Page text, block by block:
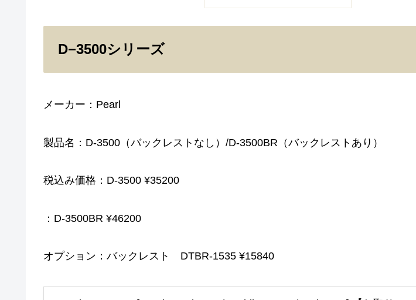
D−3500シリーズ
メーカー：Pearl
製品名：D-3500（バックレストなし）/D-3500BR（バックレストあり）
税込み価格：D-3500 ¥35200
：D-3500BR ¥46200
オプション：バックレスト DTBR-1535 ¥15840